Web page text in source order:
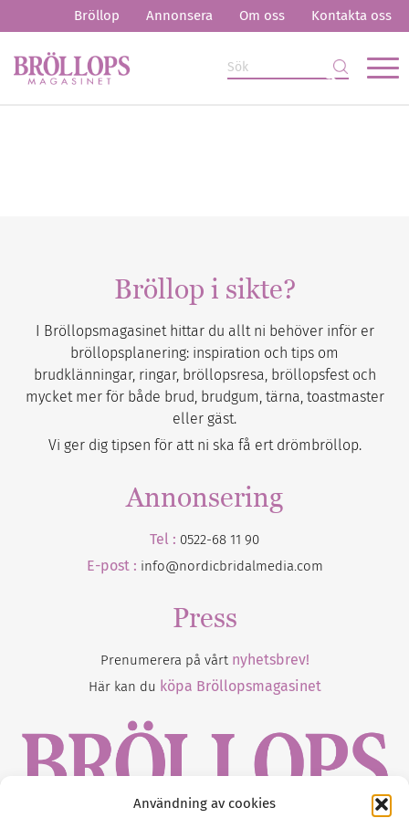
Användning av cookies
Bröllop Annonsera Om oss Kontakta oss
Bröllop i sikte?
I Bröllopsmagasinet hittar du allt ni behöver inför er
bröllopsplanering: inspiration och tips om
brudklänningar, ringar, bröllopsresa, bröllopsfest och
mycket mer för både brud, brudgum, tärna, toastmaster
eller gäst.
Vi ger dig tipsen för att ni ska få ert drömbröllop.
Annonsering
Tel : 0522-68 11 90
E-post : info@nordicbridalmedia.com
Press
Prenumerera på vårt nyhetsbrev!
Här kan du köpa Bröllopsmagasinet